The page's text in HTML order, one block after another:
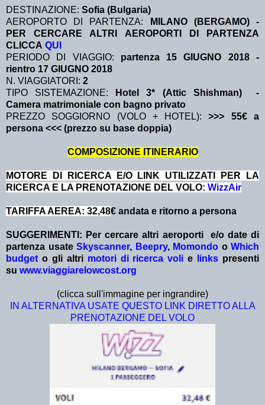
DESTINAZIONE: Sofia (Bulgaria)
AEROPORTO DI PARTENZA:
MILANO (BERGAMO) -
PER CERCARE ALTRI AEROPORTI DI PARTENZA
CLICCA QUI
PERIODO DI VIAGGIO: partenza 15 GIUGNO 2018-
rientro 17 GIUGNO 2018
N. VIAGGIATORI: 2
TIPO SISTEMAZIONE:
Hotel 3* (Attic Shishman) -
Camera matrimoniale con bagno privato
PREZZO SOGGIORNO (VOLO + HOTEL):>>> 55€ a
persona <<< (prezzo su base doppia)
COMPOSIZIONE ITINERARIO
MOTORE DI RICERCA E/O LINK UTILIZZATI PER LA
RICERCA E LA PRENOTAZIONE DEL VOLO: WizzAir
TARIFFA AEREA: 32,48€ andata e ritorno a persona
SUGGERIMENTI: Per cercare altri aeroporti e/o date di
partenza usate Skyscanner, Beepry, Momondo o Which
budget o gli altri motori di ricerca voli e links presenti
su www.viaggiarelowcost.org
(clicca sull'immagine per ingrandire)
IN ALTERNATIVA USATE QUESTO LINK DIRETTO ALLA
PRENOTAZIONE DEL VOLO